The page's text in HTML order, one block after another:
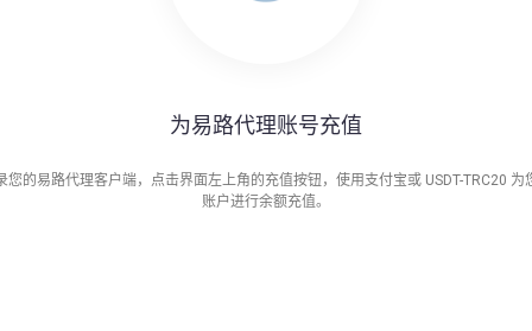
为易路代理账号充值
您的易路代理客户端，点击界面左上角的充值按钮，使用支付宝或 USDT-TRC20 为
账户进行余额充值。